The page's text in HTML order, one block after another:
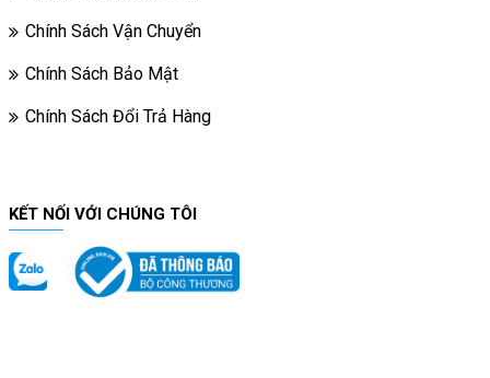
Chính Sách Vận Chuyển
Chính Sách Bảo Mật
Chính Sách Đổi Trả Hàng
KẾT NỐI VỚI CHÚNG TÔI